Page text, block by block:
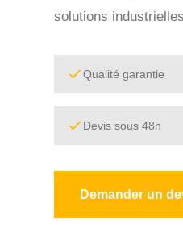
solutions
Qualité garantie
Devis sous 48h
Demander un